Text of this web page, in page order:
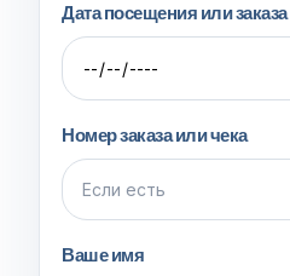
Дата посещения или заказа
Номер заказа или чека
Ваше имя